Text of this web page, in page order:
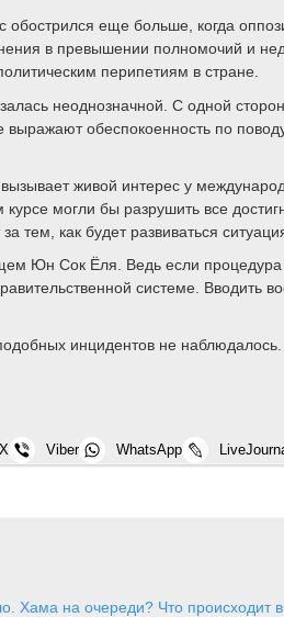
обострился еще больше, когда
в превышении полномочий и
перипетиям в стране.
неоднозначной. С одной
обеспокоенность по
живой интерес у
могли бы разрушить все
тем, как будет развиваться
Юн Сок Ёля. Ведь если
системе. Вводить
инцидентов не
X Viber WhatsApp
Хама на очереди? Что происходит